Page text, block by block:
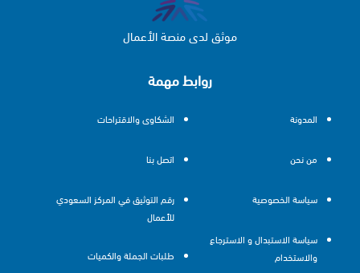
روابط مهمة
المدونة
من نحن
سياسة الخصوصية
سياسة الاستبدال و الاسترجاع
والاستخدام
الشكاوى والاقتراحات
اتصل بنا
رقم التوثيق في المركز السعودي
للأعمال
طلبات الجملة والكميات
موثق لدى منصة الأعمال